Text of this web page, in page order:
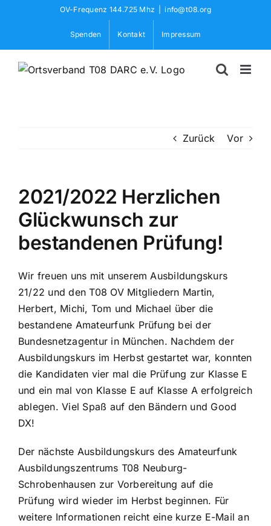
OV-Frequenz 144.725 Mhz info@t08.org
Spenden Kontakt Impressum
Zurück Vor
2021/2022 Herzlichen
Glückwunsch zur
bestandenen Prüfung!
Wir freuen uns mit unserem Ausbildungskurs
21/22 und den T08 OV Mitgliedern Martin,
Herbert, Michi, Tom und Michael über die
bestandene Amateurfunk Prüfung bei der
Bundesnetzagentur in München. Nachdem der
Ausbildungskurs im Herbst gestartet war, konnten
die Kandidaten vier mal die Prüfung zur Klasse E
und ein mal von Klasse E auf Klasse A erfolgreich
ablegen. Viel Spaß auf den Bändern und Good
DX!
Der nächste Ausbildungskurs des Amateurfunk
Ausbildungszentrums T08 Neuburg-
Schrobenhausen zur Vorbereitung auf die
Prüfung wird wieder im Herbst beginnen. Für
weitere Informationen reicht eine kurze E-Mail an